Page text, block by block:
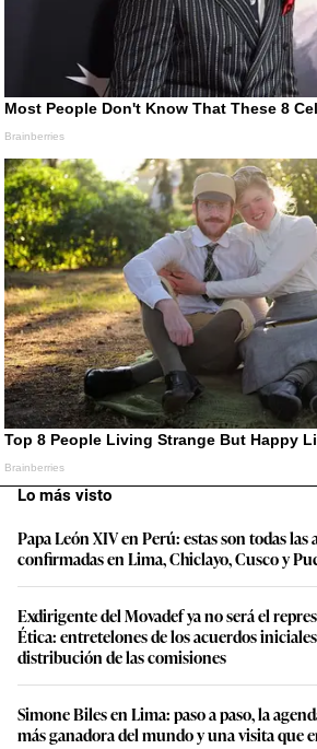
Lo más visto
Papa León XIV en Perú: estas son todas las
confirmadas en Lima, Chiclayo, Cusco y
Exdirigente del Movadef ya no será el
Ética: entretelones de los acuerdos
distribución de las comisiones
Simone Biles en Lima: paso a paso, la
más ganadora del mundo y una visita que